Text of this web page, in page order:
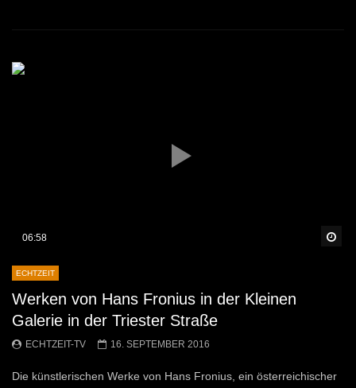
06:58
ECHTZEIT
Werken von Hans Fronius in der Kleinen
Galerie in der Triester Straße
ECHTZEIT-TV 16. SEPTEMBER 2016
Die künstlerischen Werke von Hans Fronius, ein österreichischer